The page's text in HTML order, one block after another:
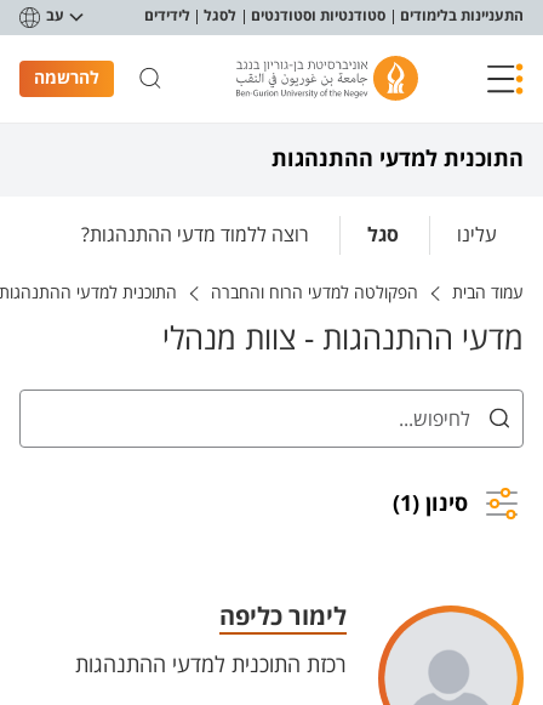
תפריט נגישות
התעניינות בלימודים סטודנטיות וסטודנטים לסגל לידידים עב
להרשמה
התוכנית למדעי ההתנהגות
עלינו סגל רוצה ללמוד מדעי ההתנהגות?
עמוד הבית הפקולטה למדעי הרוח והחברה התוכנית למדעי ההתנהגות
מדעי ההתנהגות - צוות מנהלי
סינון (1)
לימור כליפה
רכזת התוכנית למדעי ההתנהגות